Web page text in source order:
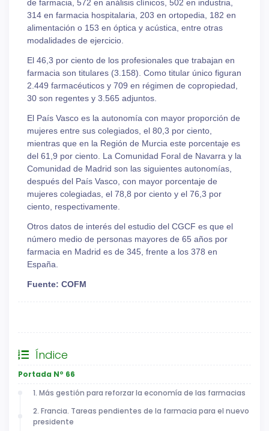
de farmacia, 572 en análisis clínicos, 502 en industria,
314 en farmacia hospitalaria, 203 en ortopedia, 182 en
alimentación o 153 en óptica y acústica, entre otras
modalidades de ejercicio.
El 46,3 por ciento de los profesionales que trabajan en
farmacia son titulares (3.158). Como titular único figuran
2.449 farmacéuticos y 709 en régimen de copropiedad,
30 son regentes y 3.565 adjuntos.
El País Vasco es la autonomía con mayor proporción de
mujeres entre sus colegiados, el 80,3 por ciento,
mientras que en la Región de Murcia este porcentaje es
del 61,9 por ciento. La Comunidad Foral de Navarra y la
Comunidad de Madrid son las siguientes autonomías,
después del País Vasco, con mayor porcentaje de
mujeres colegiadas, el 78,8 por ciento y el 76,3 por
ciento, respectivamente.
Otros datos de interés del estudio del CGCF es que el
número medio de personas mayores de 65 años por
farmacia en Madrid es de 345, frente a los 378 en
España.
Fuente: COFM
Índice
Portada Nº 66
1. Más gestión para reforzar la economía de las farmacias
2. Francia. Tareas pendientes de la farmacia para el nuevo
presidente